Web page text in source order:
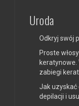
Uroda
Odkryj swój
Proste
keratynowe.
zabiegi
Jak uzyskać
depilacji i